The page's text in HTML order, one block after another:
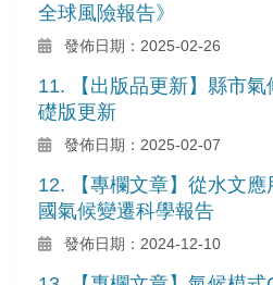
全球風險報告》
發佈日期：2025-02-26
11. 【出版品更新】縣市
礎版更新
發佈日期：2025-02-07
12. 【專欄文章】從水文
國氣候變遷科學報告
發佈日期：2024-12-10